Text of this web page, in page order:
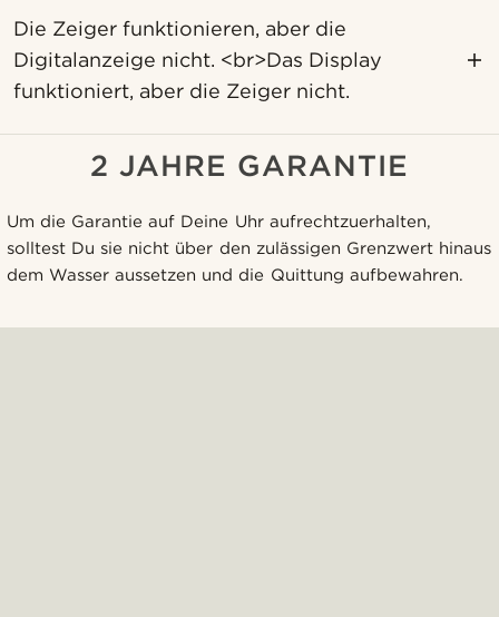
Die Zeiger funktionieren, aber die
Digitalanzeige nicht. <br>Das Display
funktioniert, aber die Zeiger nicht.
2 JAHRE GARANTIE
Um die Garantie auf Deine Uhr aufrechtzuerhalten,
solltest Du sie nicht über den zulässigen Grenzwert hinaus
dem Wasser aussetzen und die Quittung aufbewahren.